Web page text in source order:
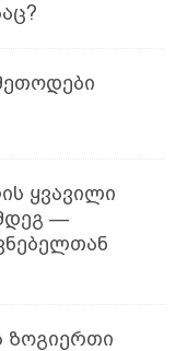
ყვავილი
—
ზოგიერთი